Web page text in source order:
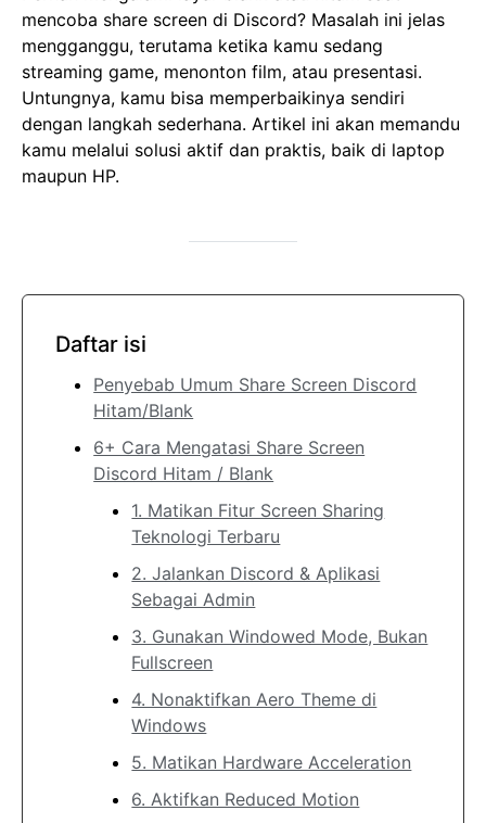
mencoba share screen di Discord? Masalah ini jelas
mengganggu, terutama ketika kamu sedang
streaming game, menonton film, atau presentasi.
Untungnya, kamu bisa memperbaikinya sendiri
dengan langkah sederhana. Artikel ini akan memandu
kamu melalui solusi aktif dan praktis, baik di laptop
maupun HP.
Daftar isi
Penyebab Umum Share Screen Discord
Hitam/Blank
6+ Cara Mengatasi Share Screen
Discord Hitam / Blank
1. Matikan Fitur Screen Sharing
Teknologi Terbaru
2. Jalankan Discord & Aplikasi
Sebagai Admin
3. Gunakan Windowed Mode, Bukan
Fullscreen
4. Nonaktifkan Aero Theme di
Windows
5. Matikan Hardware Acceleration
6. Aktifkan Reduced Motion